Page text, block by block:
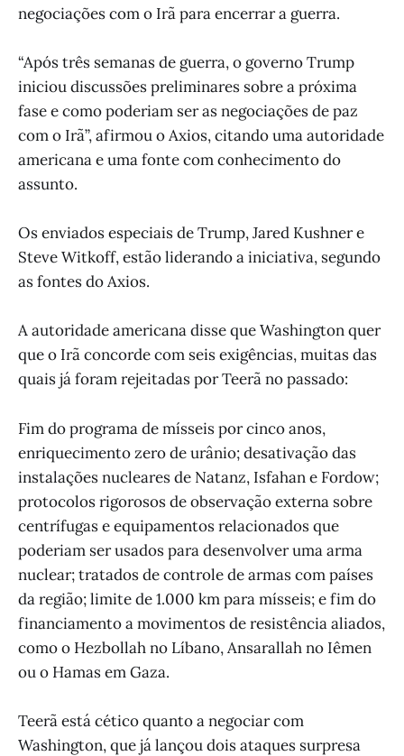
negociações com o Irã para encerrar a guerra.
“Após três semanas de guerra, o governo Trump
iniciou discussões preliminares sobre a próxima
fase e como poderiam ser as negociações de paz
com o Irã”, afirmou o Axios, citando uma autoridade
americana e uma fonte com conhecimento do
assunto.
Os enviados especiais de Trump, Jared Kushner e
Steve Witkoff, estão liderando a iniciativa, segundo
as fontes do Axios.
A autoridade americana disse que Washington quer
que o Irã concorde com seis exigências, muitas das
quais já foram rejeitadas por Teerã no passado:
Fim do programa de mísseis por cinco anos,
enriquecimento zero de urânio; desativação das
instalações nucleares de Natanz, Isfahan e Fordow;
protocolos rigorosos de observação externa sobre
centrífugas e equipamentos relacionados que
poderiam ser usados para desenvolver uma arma
nuclear; tratados de controle de armas com países
da região; limite de 1.000 km para mísseis; e fim do
financiamento a movimentos de resistência aliados,
como o Hezbollah no Líbano, Ansarallah no Iêmen
ou o Hamas em Gaza.
Teerã está cético quanto a negociar com
Washington, que já lançou dois ataques surpresa